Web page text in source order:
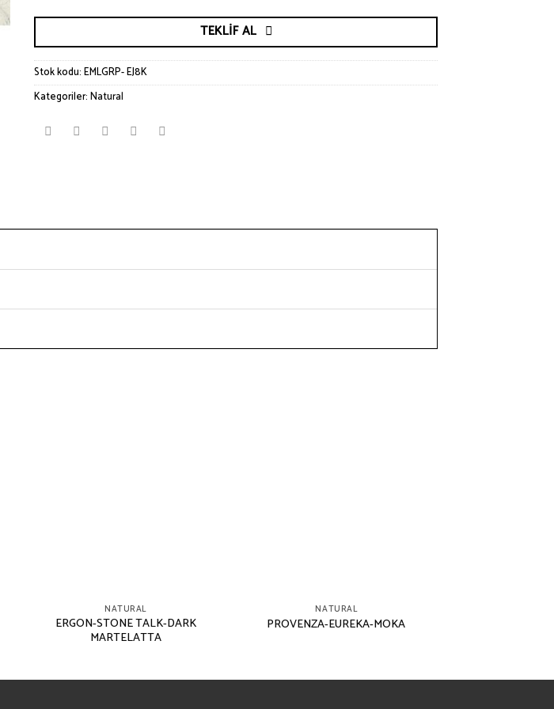
TEKLIF AL
Stok kodu:EMLGRP- EJ8K
Kategoriler:Natural
NATURAL
ERGON-STONE TALK-DARK
MARTELATTA
NATURAL
PROVENZA-EUREKA-MOKA